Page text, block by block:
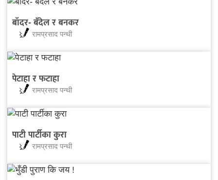
बाँदर- बँदेल र बनकर
रामप्रसाद पन्थी
पेटाहा र फटाहा
रामप्रसाद पन्थी
पाटी पार्टीका कुरा
रामप्रसाद पन्थी